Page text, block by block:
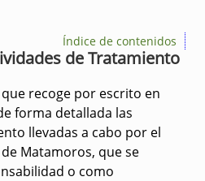
Índice de contenidos
de Tratamiento
recoge por escrito en
forma detallada las
llevadas a cabo por el
Matamoros, que se
o como